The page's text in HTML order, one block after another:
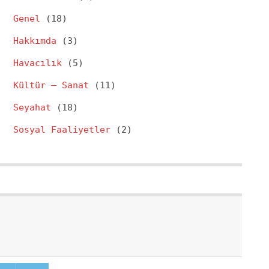
Genel (18)
Hakkımda (3)
Havacılık(5)
Kültür – Sanat (11)
Seyahat (18)
Sosyal Faaliyetler(2)